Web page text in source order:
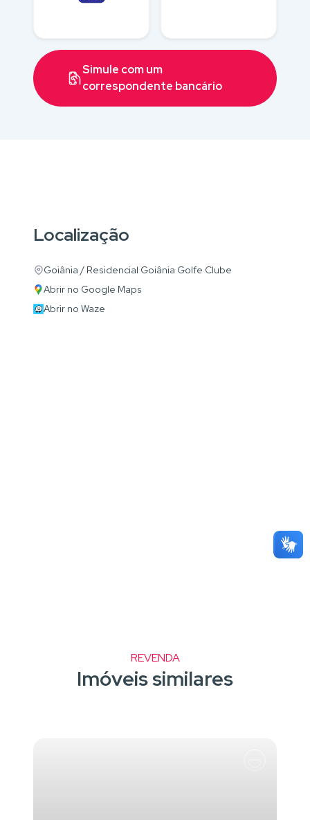
Simule com um
correspondente bancário
Localização
Goiânia / Residencial Goiânia Golfe Clube
Abrir no Google Maps
Abrir no Waze
REVENDA
Imóveis similares